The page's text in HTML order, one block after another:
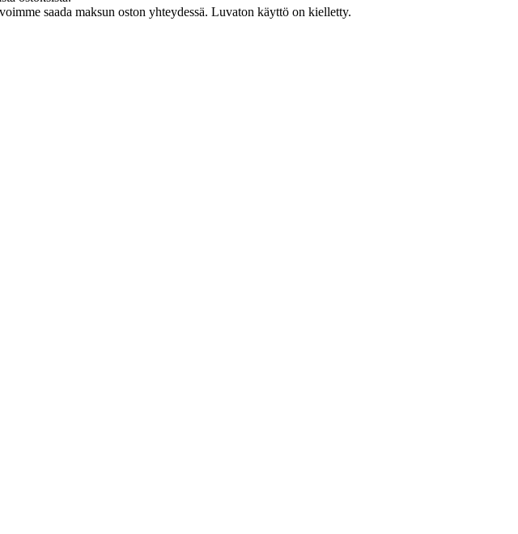
saada maksun oston yhteydessä. Luvaton käyttö on kielletty.